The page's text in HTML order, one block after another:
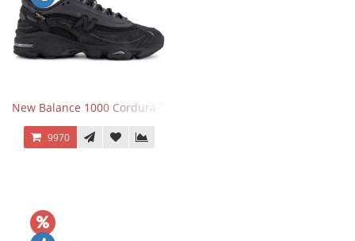
New Balance 1000 Cordura Trainers Black Cement
9970